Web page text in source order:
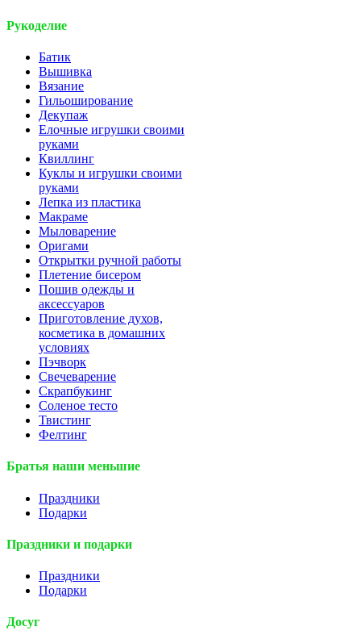
Рукоделие
Батик
Вышивка
Вязание
Гильоширование
Декупаж
Елочные игрушки своими
руками
Квиллинг
Куклы и игрушки своими
руками
Лепка из пластика
Макраме
Мыловарение
Оригами
Открытки ручной работы
Плетение бисером
Пошив одежды и
аксессуаров
Приготовление духов,
косметика в домашних
условиях
Пэчворк
Свечеварение
Скрапбукинг
Соленое тесто
Твистинг
Фелтинг
Братья наши меньшие
Праздники
Подарки
Праздники и подарки
Праздники
Подарки
Досуг